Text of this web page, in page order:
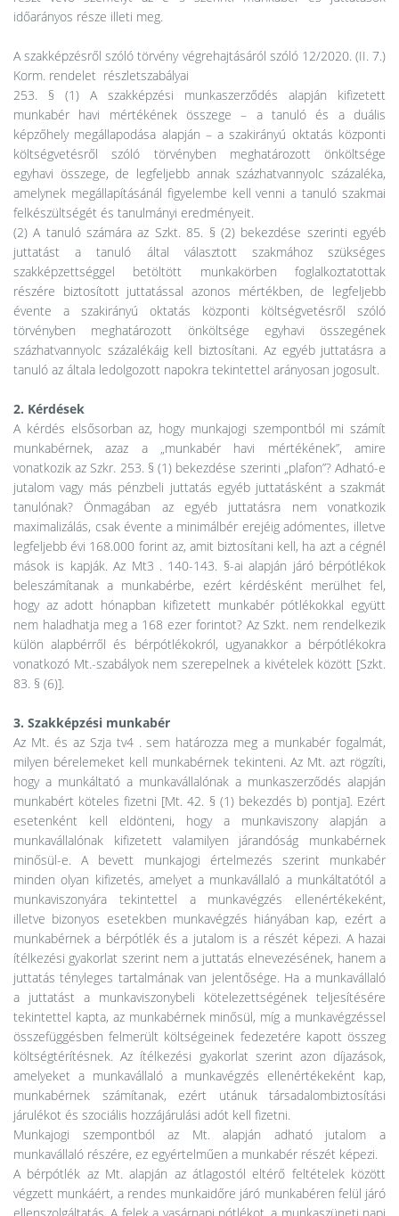
időarányos része illeti meg.
A szakképzésről szóló törvény végrehajtásáról szóló 12/2020. (II. 7.)
Korm. rendelet részletszabályai
253. § (1) A szakképzési munkaszerződés alapján kifizetett
munkabér havi mértékének összege – a tanuló és a duális
képzőhely megállapodása alapján – a szakirányú oktatás központi
költségvetésről szóló törvényben meghatározott önköltsége
egyhavi összege, de legfeljebb annak százhatvannyolc százaléka,
amelynek megállapításánál figyelembe kell venni a tanuló szakmai
felkészültségét és tanulmányi eredményeit.
(2) A tanuló számára az Szkt. 85. § (2) bekezdése szerinti egyéb
juttatást a tanuló által választott szakmához szükséges
szakképzettséggel betöltött munkakörben foglalkoztatottak
részére biztosított juttatással azonos mértékben, de legfeljebb
évente a szakirányú oktatás központi költségvetésről szóló
törvényben meghatározott önköltsége egyhavi összegének
százhatvannyolc százalékáig kell biztosítani. Az egyéb juttatásra a
tanuló az általa ledolgozott napokra tekintettel arányosan jogosult.
2. Kérdések
A kérdés elsősorban az, hogy munkajogi szempontból mi számít
munkabérnek, azaz a „munkabér havi mértékének”, amire
vonatkozik az Szkr. 253. § (1) bekezdése szerinti „plafon”? Adható-e
jutalom vagy más pénzbeli juttatás egyéb juttatásként a szakmát
tanulónak? Önmagában az egyéb juttatásra nem vonatkozik
maximalizálás, csak évente a minimálbér erejéig adómentes, illetve
legfeljebb évi 168.000 forint az, amit biztosítani kell, ha azt a cégnél
mások is kapják. Az Mt3 . 140-143. §-ai alapján járó bérpótlékok
beleszámítanak a munkabérbe, ezért kérdésként merülhet fel,
hogy az adott hónapban kifizetett munkabér pótlékokkal együtt
nem haladhatja meg a 168 ezer forintot? Az Szkt. nem rendelkezik
külön alapbérről és bérpótlékokról, ugyanakkor a bérpótlékokra
vonatkozó Mt.-szabályok nem szerepelnek a kivételek között [Szkt.
83. § (6)].
3. Szakképzési munkabér
Az Mt. és az Szja tv4 . sem határozza meg a munkabér fogalmát,
milyen bérelemeket kell munkabérnek tekinteni. Az Mt. azt rögzíti,
hogy a munkáltató a munkavállalónak a munkaszerződés alapján
munkabért köteles fizetni [Mt. 42. § (1) bekezdés b) pontja]. Ezért
esetenként kell eldönteni, hogy a munkaviszony alapján a
munkavállalónak kifizetett valamilyen járandóság munkabérnek
minősül-e. A bevett munkajogi értelmezés szerint munkabér
minden olyan kifizetés, amelyet a munkavállaló a munkáltatótól a
munkaviszonyára tekintettel a munkavégzés ellenértékeként,
illetve bizonyos esetekben munkavégzés hiányában kap, ezért a
munkabérnek a bérpótlék és a jutalom is a részét képezi. A hazai
ítélkezési gyakorlat szerint nem a juttatás elnevezésének, hanem a
juttatás tényleges tartalmának van jelentősége. Ha a munkavállaló
a juttatást a munkaviszonybeli kötelezettségének teljesítésére
tekintettel kapta, az munkabérnek minősül, míg a munkavégzéssel
összefüggésben felmerült költségeinek fedezetére kapott összeg
költségtérítésnek. Az ítélkezési gyakorlat szerint azon díjazások,
amelyeket a munkavállaló a munkavégzés ellenértékeként kap,
munkabérnek számítanak, ezért utánuk társadalombiztosítási
járulékot és szociális hozzájárulási adót kell fizetni.
Munkajogi szempontból az Mt. alapján adható jutalom a
munkavállaló részére, ez egyértelműen a munkabér részét képezi.
A bérpótlék az Mt. alapján az átlagostól eltérő feltételek között
végzett munkáért, a rendes munkaidőre járó munkabéren felül járó